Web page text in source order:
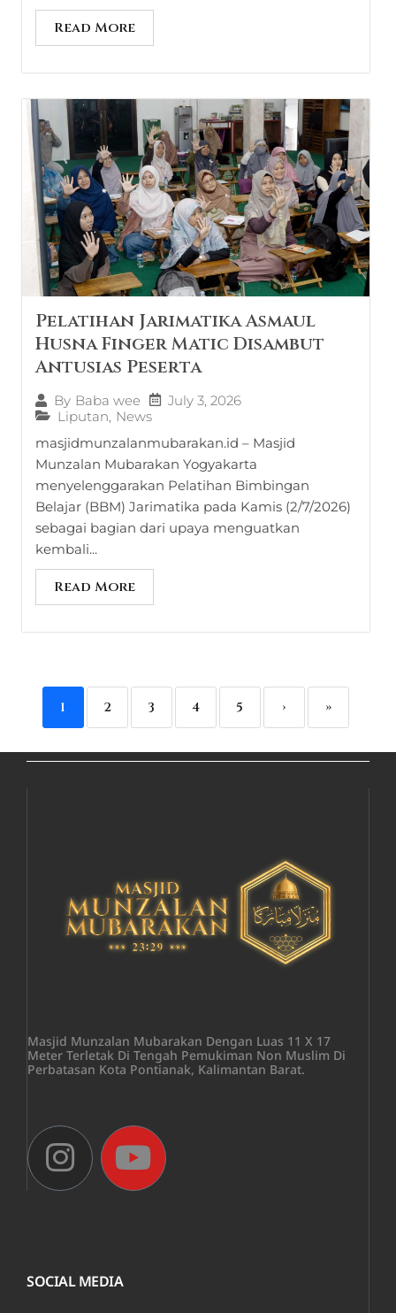
Read More
Pelatihan Jarimatika Asmaul
Husna Finger Matic Disambut
Antusias Peserta
By Baba wee
July 3, 2026
Liputan News
masjidmunzalanmubarakan.id – Masjid
Munzalan Mubarakan Yogyakarta
menyelenggarakan Pelatihan Bimbingan
Belajar (BBM) Jarimatika pada Kamis (2/7/2026)
sebagai bagian dari upaya menguatkan
kembali...
Read More
1 2 3 4 5 › »
Masjid Munzalan Mubarakan Dengan Luas 11 X 17
Meter Terletak Di Tengah Pemukiman Non Muslim Di
Perbatasan Kota Pontianak, Kalimantan Barat.
SOCIAL MEDIA